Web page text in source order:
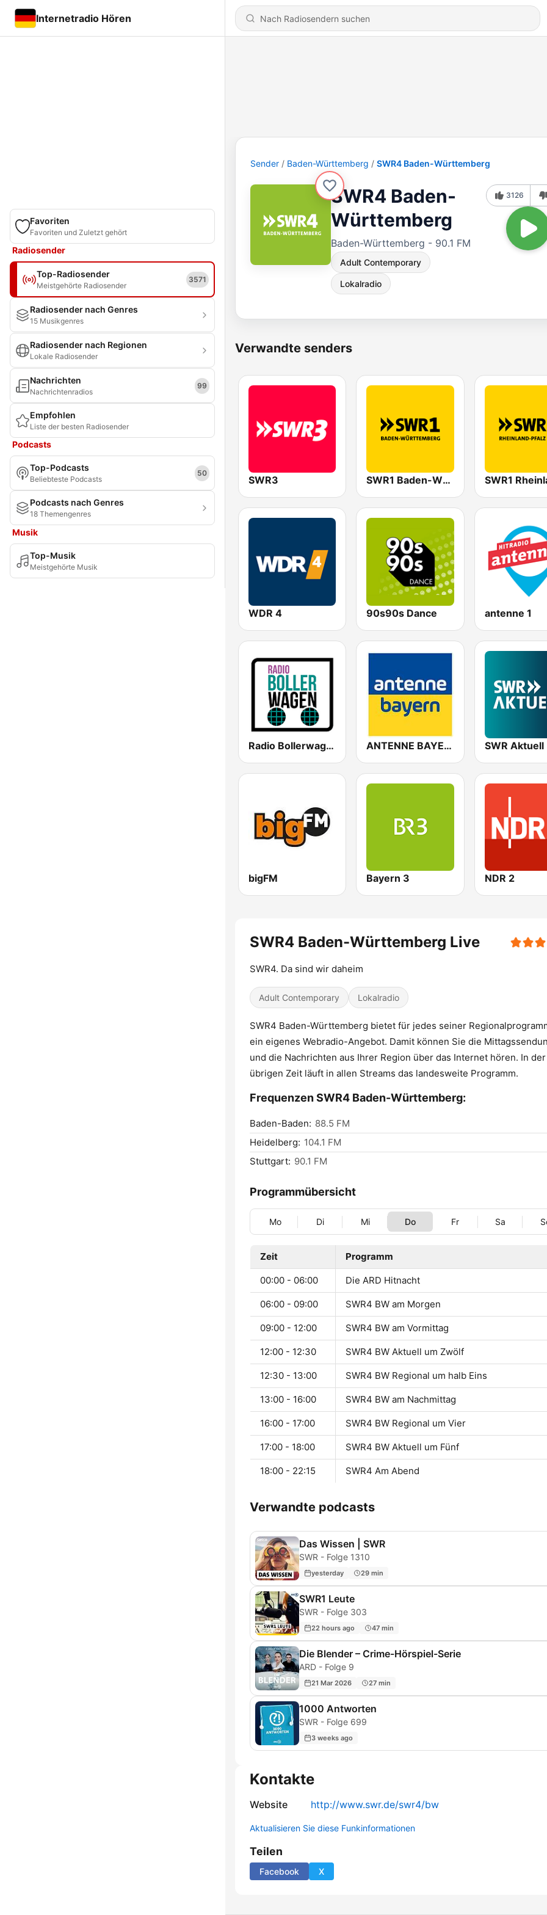
Internetradio Hören
Favoriten
Favoriten und Zuletzt gehört
Radiosender
Top-Radiosender
Meistgehörte Radiosender
3571
Radiosender nach Genres
15 Musikgenres
Radiosender nach Regionen
Lokale Radiosender
Nachrichten
Nachrichtenradios
99
Empfohlen
Liste der besten Radiosender
Podcasts
Top-Podcasts
Beliebteste Podcasts
50
Podcasts nach Genres
18 Themengenres
Musik
Top-Musik
Meistgehörte Musik
Sender Baden-Württemberg SWR4 Baden-Württemberg
SWR4 Baden-
Württemberg
Baden-Württemberg - 90.1 FM
Adult Contemporary
Lokalradio
3126
Verwandte senders
SWR3 SWR1 Baden-Württemberg
WDR 4 90s90s Dance antenne 1
Radio Bollerwagen ANTENNE BAYERN SWR Aktuell
bigFM Bayern 3 NDR 2
SWR4 Baden-Württemberg Live
SWR4. Da sind wir daheim
Adult Contemporary Lokalradio
SWR4 Baden-Württemberg bietet für jedes seiner
ein eigenes Webradio-Angebot. Damit können Sie die
und die Nachrichten aus Ihrer Region über das Internet hören. In der
übrigen Zeit läuft in allen Streams das landesweite Programm.
Frequenzen SWR4 Baden-Württemberg:
Baden-Baden: 88.5 FM
Heidelberg: 104.1 FM
Stuttgart: 90.1 FM
Programmübersicht
Mo Di Mi Do Fr Sa
Zeit Programm
00:00 - 06:00 Die ARD Hitnacht
06:00 - 09:00 SWR4 BW am Morgen
09:00 - 12:00 SWR4 BW am Vormittag
12:00 - 12:30 SWR4 BW Aktuell um Zwölf
12:30 - 13:00 SWR4 BW Regional um halb Eins
13:00 - 16:00 SWR4 BW am Nachmittag
16:00 - 17:00 SWR4 BW Regional um Vier
17:00 - 18:00 SWR4 BW Aktuell um Fünf
18:00 - 22:15 SWR4 Am Abend
Verwandte podcasts
Das Wissen | SWR
SWR - Folge 1310
yesterday 29 min
SWR1 Leute
SWR - Folge 303
22 hours ago 47 min
Die Blender – Crime-Hörspiel-Serie
ARD - Folge 9
21 Mar 2026 27 min
1000 Antworten
SWR - Folge 699
3 weeks ago
Kontakte
Website http://www.swr.de/swr4/bw
Aktualisieren Sie diese Funkinformationen
Teilen
Facebook X